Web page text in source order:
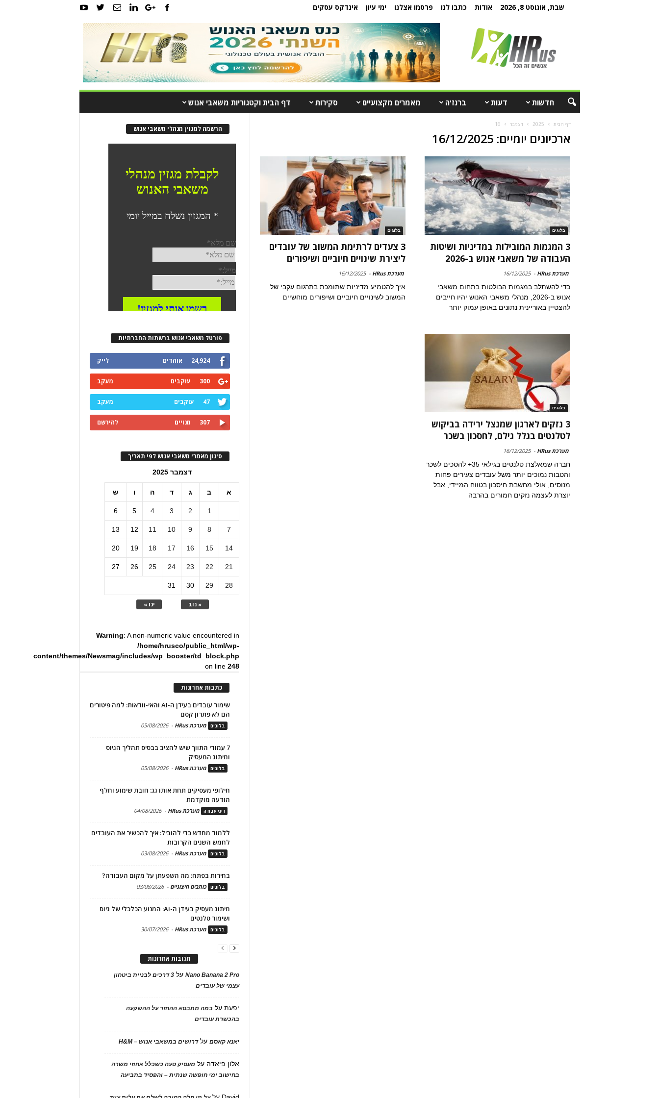
שבת, אוגוסט 8, 2026 אודות כתבו לנו פרסמו אצלנו ימי עיון אינדקס עסקים
חדשות דעות ברנז'ה מאמרים מקצועיים סקירות דף הבית וקטגוריות משאבי אנוש
דף הבית 2025 דצמבר 16
ארכיונים יומיים: 16/12/2025
בלוגים
3 המגמות המובילות במדיניות ושיטות
העבודה של משאבי אנוש ב-2026
מערכת HRus -
16/12/2025
כדי להשתלב במגמות הבולטות בתחום משאבי
אנוש ב-2026, מנהלי משאבי האנוש יהיו חייבים
להצטיין באוריינית נתונים באופן עמוק יותר
בלוגים
3 צעדים לרתימת המשוב של עובדים
ליצירת שינויים חיוביים ושיפורים
מערכת HRus -
16/12/2025
איך להטמיע מדיניות שתומכת בתרגום עקבי של
המשוב לשינויים חיוביים ושיפורים מוחשיים
בלוגים
3 נזקים לארגון שמנצל ירידה בביקוש
לטלנטים בגלל גילם, לחסכון בשכר
מערכת HRus -
16/12/2025
חברה שמאלצת טלנטים בגילאי 35+ להסכים לשכר
והטבות נמוכים יותר משל עובדים צעירים פחות
מנוסים, אולי מחשבת חיסכון בטווח המיידי, אבל
יוצרת לעצמה נזקים חמורים בהרבה
הרשמה למגזין מנהלי משאבי אנוש
פורטל משאבי אנוש ברשתות החברתיות
24,924 אוהדים לייק
300 עוקבים מעקב
47 עוקבים מעקב
307 מנויים להירשם
סינון מאמרי משאבי אנוש לפי תאריך
דצמבר 2025
א ב ג ד ה ו ש
« נוב ינו »
1
2
3
4
5
6
7
8
9
10
11
12
13
14
15
16
17
18
19
20
21
22
23
24
25
26
27
28
29
30
31
Warning: A non-numeric value encountered in
/home/hrusco/public_html/wp-
content/themes/Newsmag/includes/wp_booster/td_block.php
on line248
כתבות אחרונות
שימור עובדים בעידן ה-AI והאי-וודאות: למה פיטורים
הם לא פתרון קסם
בלוגים מערכת HRus -
05/08/2026
7 עמודי התווך שיש להציב בבסיס תהליך הגיוס
ומיתוג המעסיק
בלוגים מערכת HRus -
05/08/2026
חילופי מעסיקים תחת אותו גג: חובת שימוע וחלף
הודעה מוקדמת
דיני עבודה מערכת HRus -
04/08/2026
ללמוד מחדש כדי להוביל: איך להכשיר את העובדים
לחמש השנים הקרובות
בלוגים מערכת HRus -
03/08/2026
בחירות בפתח: מה השפעתן על מקום העבודה?
בלוגים כותבים חיצוניים -
03/08/2026
מיתוג מעסיק בעידן ה-AI: המנוע הכלכלי של גיוס
ושימור טלנטים
בלוגים מערכת HRus -
30/07/2026
תגובות אחרונות
Nano Banana 2 Proעל
3 דרכים לבניית ביטחון
עצמי של עובדים
יפעתעל במה מתבטא ההחזר על ההשקעה
בהכשרת עובדים
יאנא קאסםעלדרושים במשאבי אנוש – H&M
אלון פיאדה על מעסיק טעה כשכלל אחוזי משרה
בחישוב ימי חופשה שנתית – והפסיד בתביעה